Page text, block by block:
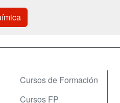
Cursos de Formación
Cursos FP